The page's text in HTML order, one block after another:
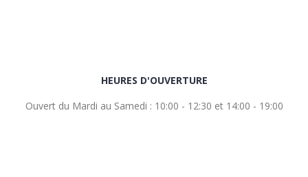
HEURES D'OUVERTURE
Ouvert du Mardi au Samedi : 10:00 - 12:30 et 14:00 - 19:00